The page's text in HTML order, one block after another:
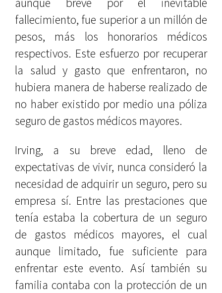
fallecimiento, fue superior a un millón de
pesos, más los honorarios médicos
respectivos. Este esfuerzo por recuperar
la salud y gasto que enfrentaron, no
hubiera manera de haberse realizado de
no haber existido por medio una póliza
seguro de gastos médicos mayores.
Irving, a su breve edad, lleno de
expectativas de vivir, nunca consideró la
necesidad de adquirir un seguro, pero su
empresa sí. Entre las prestaciones que
tenía estaba la cobertura de un seguro
de gastos médicos mayores, el cual
aunque limitado, fue suficiente para
enfrentar este evento. Así también su
familia contaba con la protección de un